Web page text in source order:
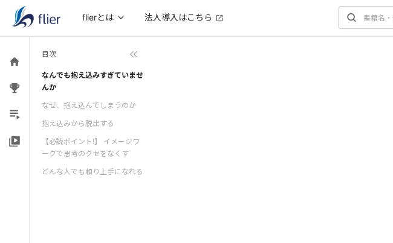
flierとは 法人導入はこちら
目次
なんでも抱え込みすぎていませ
んか
なぜ、抱え込んでしまうのか
抱え込みから脱出する
【必読ポイント!】 イメージワ
ークで思考のクセをなくす
どんな人でも頼り上手になれる